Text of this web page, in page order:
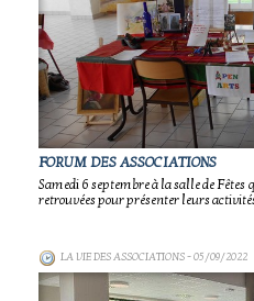
FORUM DES ASSOCIATIONS
Samedi 6 septembre à la salle de Fêtes
retrouvées pour présenter leurs
LA VIE DES ASSOCIATIONS- 05/09/2022